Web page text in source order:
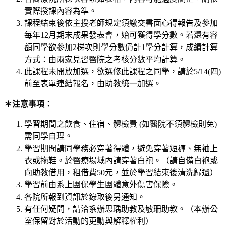
實際授課內容為準。
課程結束後依主授老師規定須繳交書面心得報告及參加
每年12月期末成果發表會，始可獲得學分數。若還有容
額同學欲參加2梯次則學分數仍計1學分計算，成績計算
方式：由兩家見習醫院之考核分數平均計算。
此課程未開放加選，欲選修此課程之同學，請於5/14(四)
前至表單連結報名，由助教統一加選。
＊注意事項：
學習期間之飲食、住宿、體檢費 (如醫院不須體檢則免)
需同學自理。
學習期間請同學務必穿著得體，避免穿著短褲、無袖上
衣或拖鞋。於醫療場域內請穿著白袍。（請自備白袍或
向助教借用，租借費50元，並於學習結束後清洗歸還）
學習前由系上團保學生團體意外傷害保險。
各院所報到資訊於錄取後另通知。
有任何疑問，請洽系辦思瑀助教及敏珊助教。（本辦公
室保留對於活動的更動與解釋權利）